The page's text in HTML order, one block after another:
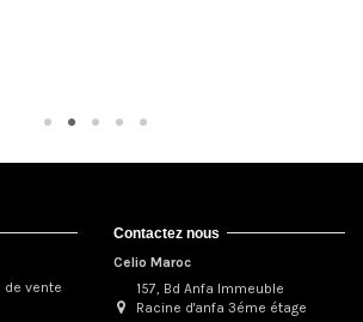
de vente
Contactez nous
Celio Maroc
157, Bd Anfa Immeuble
Racine d'anfa 3éme étage